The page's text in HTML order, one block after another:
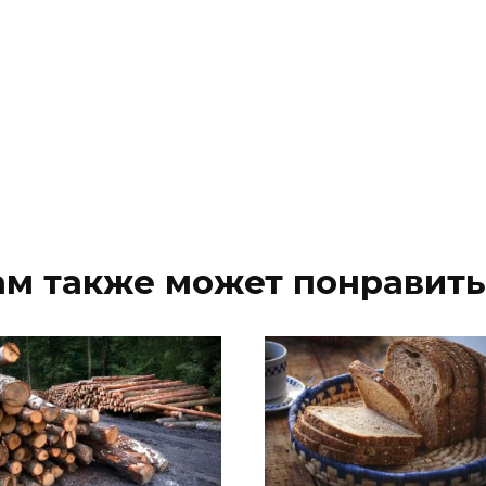
также может